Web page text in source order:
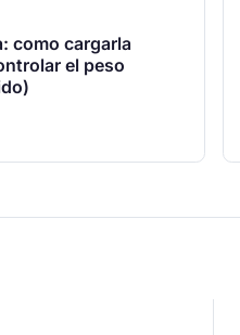
como cargarla
el peso